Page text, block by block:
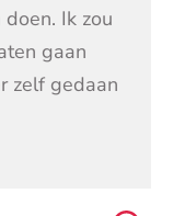
Ik zou
gaan
zelf gedaan